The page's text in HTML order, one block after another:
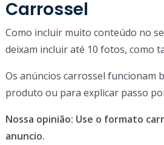
Carrossel
Como incluir muito conteúdo no
deixam incluir até 10 fotos, como
Os anúncios carrossel funcionam
produto ou para explicar passo
Nossa opinião: Use o formato
anuncio.